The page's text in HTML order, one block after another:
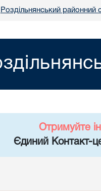
Роздільнянський районний
Отримуйте
Єдиний Контакт-